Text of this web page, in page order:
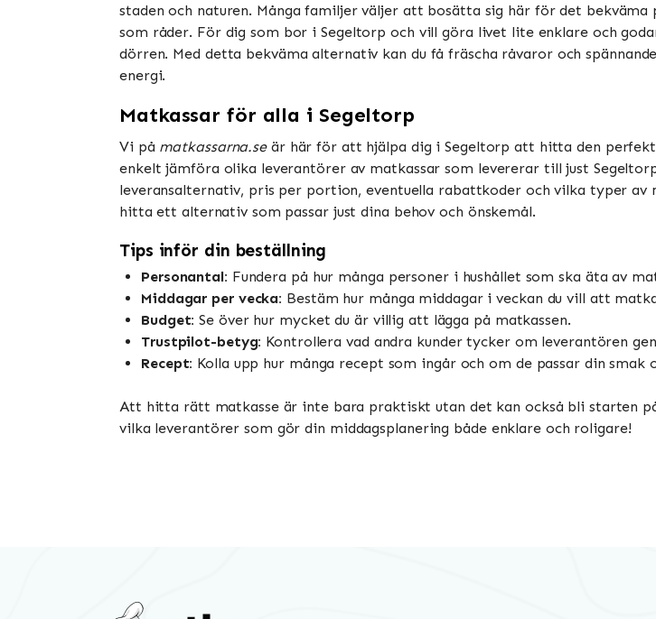
staden och naturen. Många familjer väljer att bosätta sig här för det bekväma
som råder. För dig som bor i Segeltorp och vill göra livet lite enklare och
dörren. Med detta bekväma alternativ kan du få fräscha råvaror och
energi.
Matkassar för alla i Segeltorp
Vi på matkassarna.seär här för att hjälpa dig i Segeltorp att hitta den
enkelt jämföra olika leverantörer av matkassar som levererar till just
leveransalternativ, pris per portion, eventuella rabattkoder och vilka typer av
hitta ett alternativ som passar just dina behov och önskemål.
Tips inför din beställning
Personantal: Fundera på hur många personer i hushållet som ska äta av
Middagar per vecka: Bestäm hur många middagar i veckan du vill att
Budget: Se över hur mycket du är villig att lägga på matkassen.
Trustpilot-betyg: Kontrollera vad andra kunder tycker om leverantören
Recept: Kolla upp hur många recept som ingår och om de passar din smak
Att hitta rätt matkasse är inte bara praktiskt utan det kan också bli starten
vilka leverantörer som gör din middagsplanering både enklare och roligare!